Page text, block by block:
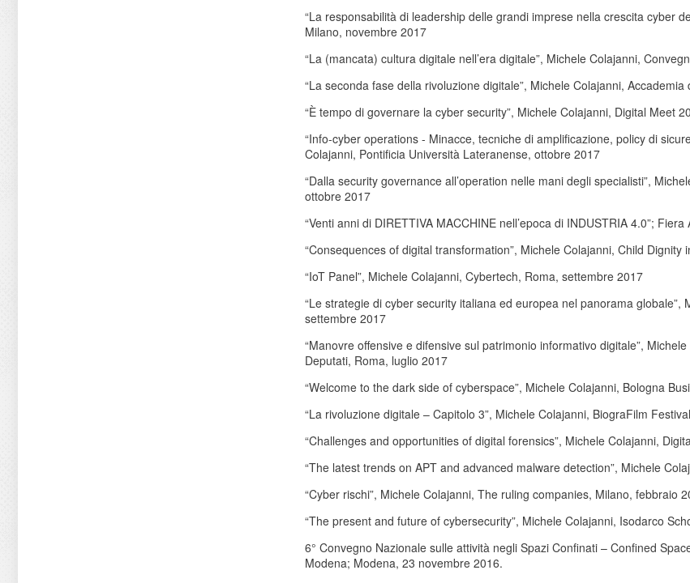
“La responsabilità di leadership delle grandi imprese nella crescita cyber
Milano, novembre 2017
“La (mancata) cultura digitale nell’era digitale”, Michele Colajanni,
“La seconda fase della rivoluzione digitale”, Michele Colajanni,
“È tempo di governare la cyber security”, Michele Colajanni, Digital Meet
“Info-cyber operations - Minacce, tecniche di amplificazione, policy di
Colajanni, Pontificia Università Lateranense, ottobre 2017
“Dalla security governance all’operation nelle mani degli specialisti”,
ottobre 2017
“Venti anni di DIRETTIVA MACCHINE nell’epoca di INDUSTRIA 4.0”;
“Consequences of digital transformation”, Michele Colajanni, Child
“IoT Panel”, Michele Colajanni, Cybertech, Roma, settembre 2017
“Le strategie di cyber security italiana ed europea nel panorama
settembre 2017
“Manovre offensive e difensive sul patrimonio informativo digitale”,
Deputati, Roma, luglio 2017
“Welcome to the dark side of cyberspace”, Michele Colajanni, Bologna
“La rivoluzione digitale – Capitolo 3”, Michele Colajanni, BiograFilm
“Challenges and opportunities of digital forensics”, Michele Colajanni,
“The latest trends on APT and advanced malware detection”, Michele
“Cyber rischi”, Michele Colajanni, The ruling companies, Milano, febbraio
“The present and future of cybersecurity”, Michele Colajanni, Isodarco
6° Convegno Nazionale sulle attività negli Spazi Confinati – Confined
Modena; Modena, 23 novembre 2016.